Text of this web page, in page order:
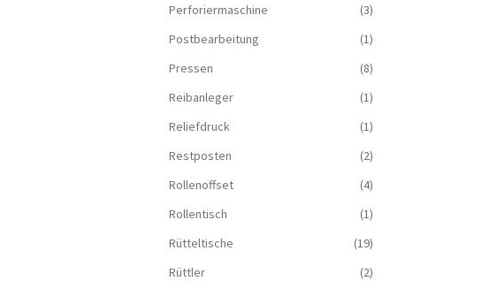
Perforiermaschine
(3)
Postbearbeitung
(1)
Pressen
(8)
Reibanleger
(1)
Reliefdruck
(1)
Restposten
(2)
Rollenoffset
(4)
Rollentisch
(1)
Rütteltische
(19)
Rüttler
(2)